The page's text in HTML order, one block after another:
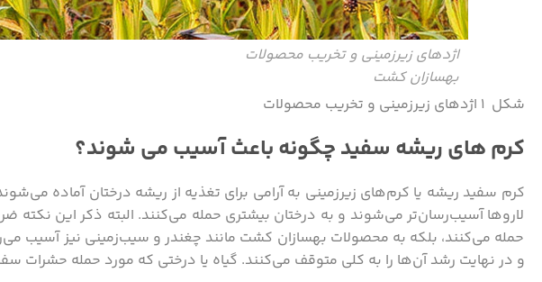
اژدهای زیرزمینی و تخریب محصولات
بهسازان کشت
شکل ۱ اژدهای زیرزمینی و تخریب محصولات
کرم های ریشه سفید چگونه باعث آسیب می شوند؟
کرم سفید ریشه یا کرم‌های زیرزمینی به آرامی برای تغذیه از ریشه درختان آماده
لاروها آسیب‌رسان‌تر می‌شوند و به درختان بیشتری حمله می‌کنند. البته ذکر این
حمله می‌کنند، بلکه به محصولات بهسازان کشت مانند چغندر و سیب‌زمینی نیز آسیب
و در نهایت رشد آن‌ها را به کلی متوقف می‌کنند. گیاه یا درختی که مورد حمله حشرات